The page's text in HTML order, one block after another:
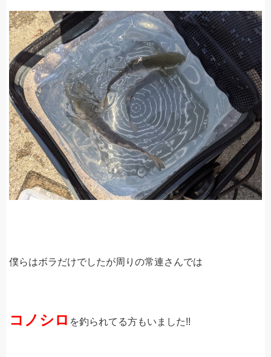
僕らはボラだけでしたが周りの常連さんでは
コノシロ を釣られてる方もいました!!